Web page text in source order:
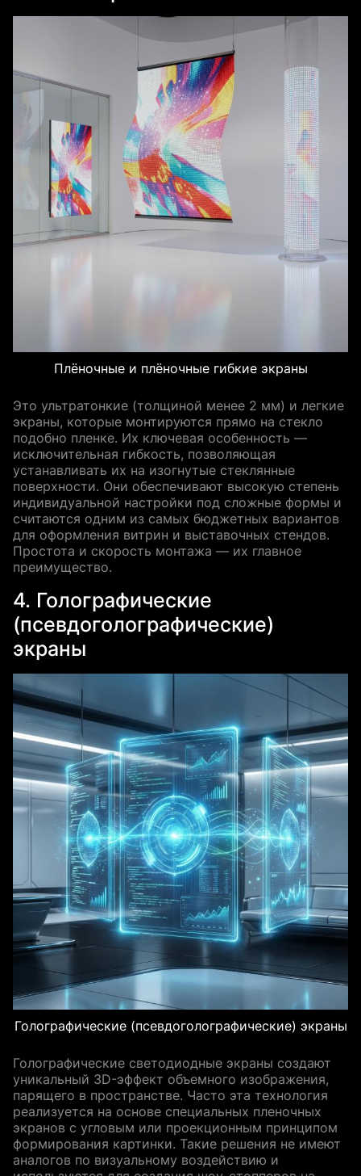
Плёночные и плёночные гибкие экраны
Это ультратонкие (толщиной менее 2 мм) и легкие
экраны, которые монтируются прямо на стекло
подобно пленке. Их ключевая особенность —
исключительная гибкость, позволяющая
устанавливать их на изогнутые стеклянные
поверхности. Они обеспечивают высокую степень
индивидуальной настройки под сложные формы и
считаются одним из самых бюджетных вариантов
для оформления витрин и выставочных стендов.
Простота и скорость монтажа — их главное
преимущество.
4. Голографические
(псевдоголографические)
экраны
Голографические (псевдоголографические) экраны
Голографические светодиодные экраны создают
уникальный 3D-эффект объемного изображения,
парящего в пространстве. Часто эта технология
реализуется на основе специальных пленочных
экранов с угловым или проекционным принципом
формирования картинки. Такие решения не имеют
аналогов по визуальному воздействию и